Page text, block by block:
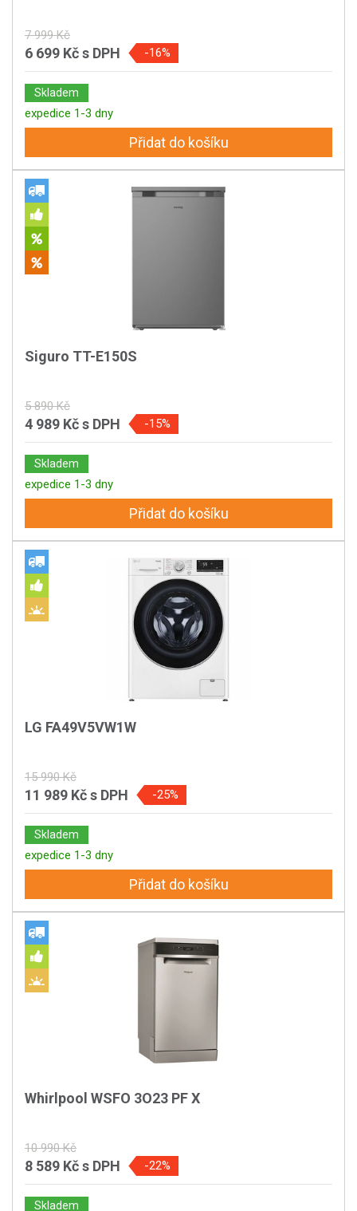
7 999 Kč
6 699 Kčs DPH -16%
Skladem
expedice 1-3 dny
Přidat do košíku
Siguro TT-E150S
5 890 Kč
4 989 Kčs DPH -15%
Skladem
expedice 1-3 dny
Přidat do košíku
LG FA49V5VW1W
15 990 Kč
11 989 Kčs DPH -25%
Skladem
expedice 1-3 dny
Přidat do košíku
Whirlpool WSFO 3O23 PF X
10 990 Kč
8 589 Kčs DPH -22%
Skladem